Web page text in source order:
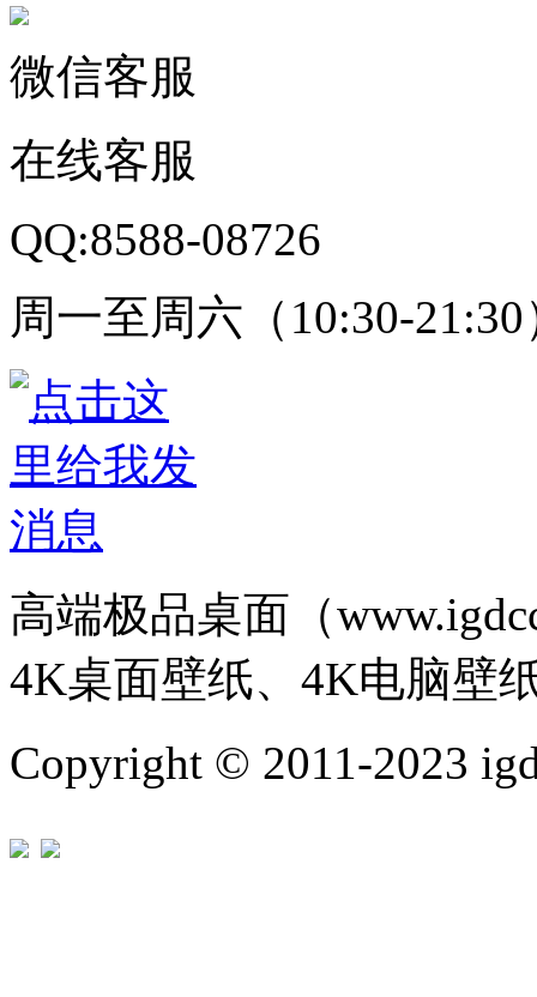
微信客服
在线客服
QQ:8588-08726
周一至周六（10:30-21:30
高端极品桌面（
4K桌面壁纸、4K电脑壁
Copyright © 2011-2023